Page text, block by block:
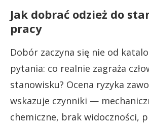
Jak dobrać odzież do
pracy
Dobór zaczyna się nie od
pytania: co realnie zagraża
stanowisku? Ocena ryzyka
wskazuje czynniki —
chemiczne, brak widoczności,